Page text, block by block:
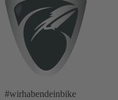
#wirhabendeinbike